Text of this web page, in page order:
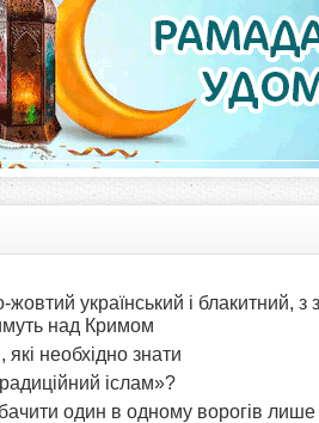
український і блакитний, з
над Кримом
необхідно знати
іслам»?
один в одному ворогів лише